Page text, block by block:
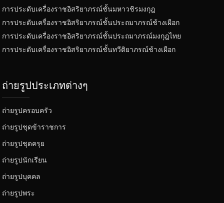
การประดับเครื่องราชอิสริยาภรณ์ชั้นมหาวชิรมงกุฎ
การประดับเครื่องราชอิสริยาภรณ์ชั้นประถมาภรณ์ช้างเผือก
การประดับเครื่องราชอิสริยาภรณ์ชั้นประถมาภรณ์มงกุฎไทย
การประดับเครื่องราชอิสริยาภรณ์ชั้นทวีติยาภรณ์ช้างเผือก
ถ่ายรูปประเภทต่างๆ
ถ่ายรูปครอบครัว
ถ่ายรูปชุดข้าราชการ
ถ่ายรูปชุดครุย
ถ่ายรูปนักเรียน
ถ่ายรูปบุคคล
ถ่ายรูปพระ